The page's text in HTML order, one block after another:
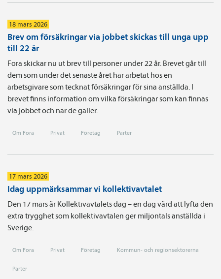
18 mars 2026
Brev om försäkringar via jobbet skickas till unga upp
till 22 år
Fora skickar nu ut brev till personer under 22 år. Brevet går till
dem som under det senaste året har arbetat hos en
arbetsgivare som tecknat försäkringar för sina anställda. I
brevet finns information om vilka försäkringar som kan finnas
via jobbet och när de gäller.
Om Fora Privat Företag Parter
17 mars 2026
Idag uppmärksammar vi kollektivavtalet
Den 17 mars är Kollektivavtalets dag – en dag värd att lyfta den
extra trygghet som kollektivavtalen ger miljontals anställda i
Sverige.
Om Fora Privat Företag Kommun- och regionsektorerna
Parter